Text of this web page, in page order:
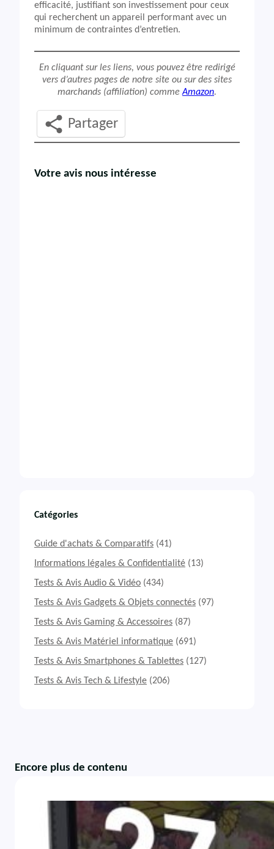
efficacité, justifiant son investissement pour ceux
qui recherchent un appareil performant avec un
minimum de contraintes d’entretien.
En cliquant sur les liens, vous pouvez être redirigé
vers d’autres pages de notre site ou sur des sites
marchands (affiliation) commeAmazon.
Partager
Votre avis nous intéresse
Catégories
Guide d'achats & Comparatifs (41)
Informations légales & Confidentialité (13)
Tests & Avis Audio & Vidéo (434)
Tests & Avis Gadgets & Objets connectés (97)
Tests & Avis Gaming & Accessoires (87)
Tests & Avis Matériel informatique (691)
Tests & Avis Smartphones & Tablettes (127)
Tests & Avis Tech & Lifestyle (206)
Encore plus de contenu